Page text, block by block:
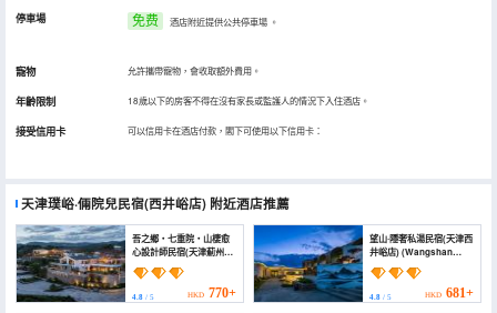
停車場 免费 酒店附近提供公共停車場 。
寵物 允許攜帶寵物，會收取額外費用。
年齡限制 18歲以下的房客不得在沒有家長或監護人的情況下入住酒店。
接受信用卡 可以信用卡在酒店付款，閣下可使用以下信用卡：
天津璞峪·倆院兒民宿(西井峪店) 附近酒店推薦
吾之鄉・七重院・山棲愈
心設計師民宿(天津薊州店)
(My Hometown
Qizhongyuan Designer
B&B (Tianjin Jizhou
Branch))
4.8 / 5 HKD 770+
望山·隱奢私湯民宿(天津西
井峪店) (Wangshan
Private Tang Homestay
(Tianjin Xijingyu
Branch))
4.8/ 5 HKD 681+